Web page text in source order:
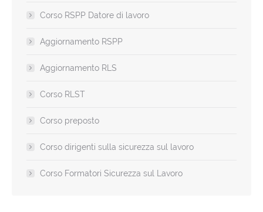
Corso RSPP Datore di lavoro
Aggiornamento RSPP
Aggiornamento RLS
Corso RLST
Corso preposto
Corso dirigenti sulla sicurezza sul lavoro
Corso Formatori Sicurezza sul Lavoro